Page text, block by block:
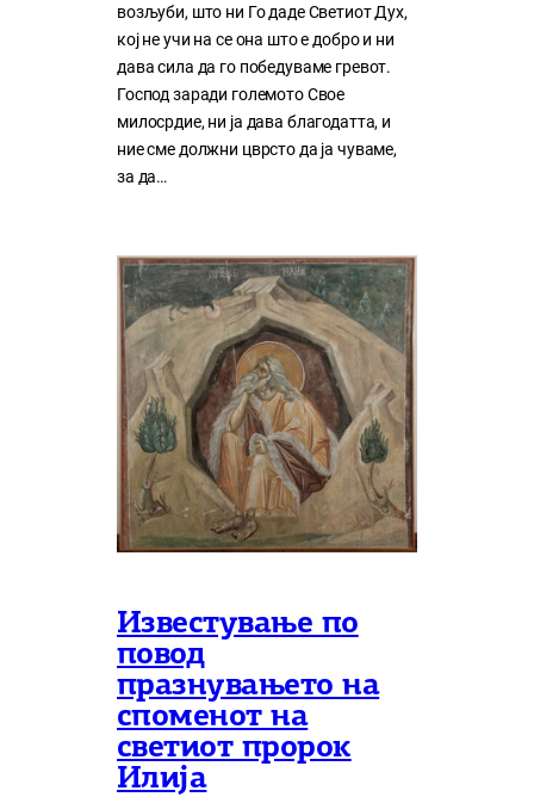
возљуби, што ни Го даде Светиот Дух,
кој нe учи на сe она што е добро и ни
дава сила да го победуваме гревот.
Господ заради големото Свое
милосрдие, ни ја дава благодатта, и
ние сме должни цврсто да ја чуваме,
за да…
Известување по
повод
празнувањето на
споменот на
светиот пророк
Илија